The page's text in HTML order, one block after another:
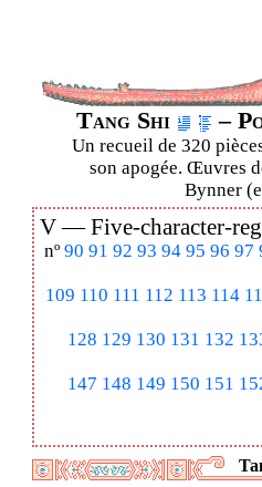
Tang Shi –
Un recueil de 320
son apogée. Œuvres
Bynner
V —Five-character-
nº 90 91 92 93 94 95 96 97
109 110 111 112 113 114
128 129 130 131 132
147 148 149 150 151